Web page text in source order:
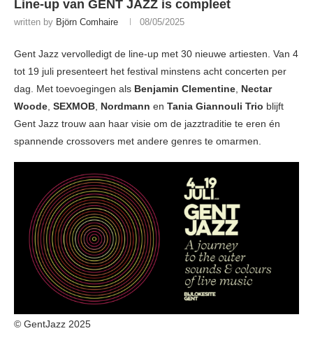
Line-up van GENT JAZZ is compleet
written by Björn Comhaire 08/05/2025
Gent Jazz vervolledigt de line-up met 30 nieuwe artiesten. Van 4
tot 19 juli presenteert het festival minstens acht concerten per
dag. Met toevoegingen als Benjamin Clementine, Nectar
Woode, SEXMOB, Nordmann en Tania Giannouli Trio blijft
Gent Jazz trouw aan haar visie om de jazztraditie te eren én
spannende crossovers met andere genres te omarmen.
© GentJazz 2025